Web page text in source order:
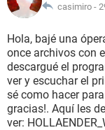
casimiro -
Hola, bajé una
once archivos con
descargué el
ver y escuchar el
sé como hacer
gracias!. Aquí les
ver: